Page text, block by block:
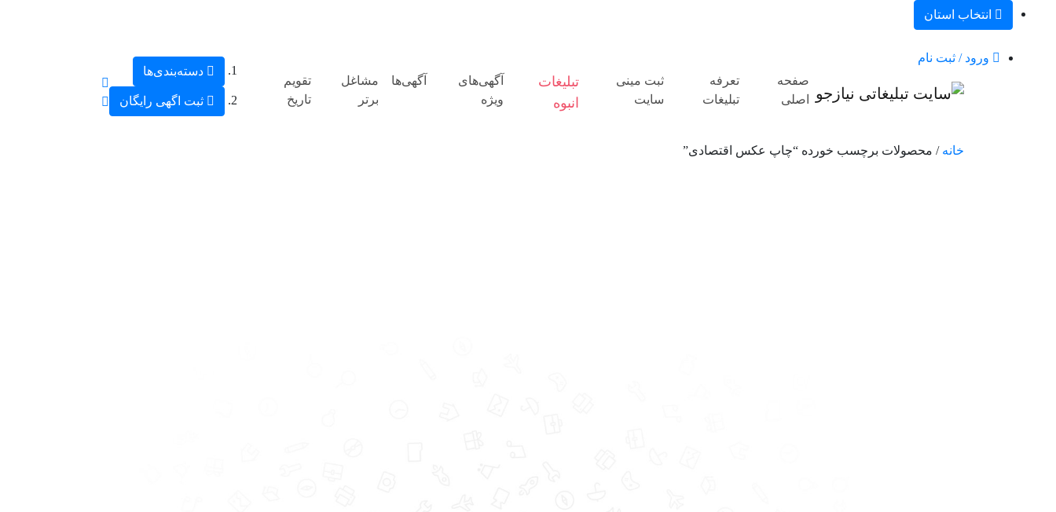
ورود / ثبت نام
صفحه
اصلی
تعرفه
تبلیغات
ثبت مینی
سایت
تبلیغات
انبوه
آگهی‌های
ویژه
آگهی‌ها
مشاغل
برتر
تقویم
تاریخ
دسته‌بندی‌ها
ثبت اگهی رایگان
خانه / محصولات برچسب خورده “چاپ عکس اقتصادی”